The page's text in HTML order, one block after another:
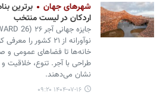
شهرهای جهان
برترین
اردکان در لیست منتخب
نوآورانه از ۲۱ کشور
خانه‌ها تا فضاهای عمومی و
طراحی با آجر. تنوع، خلاقیت
نشان می‌دهند.
۱۴۰۴-۰۷-۱۶ ۰۹:۲۰